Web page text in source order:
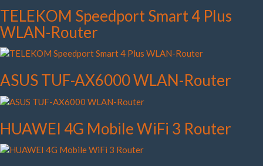
TELEKOM Speedport Smart 4 Plus
WLAN-Router
ASUS TUF-AX6000 WLAN-Router
HUAWEI 4G Mobile WiFi 3 Router